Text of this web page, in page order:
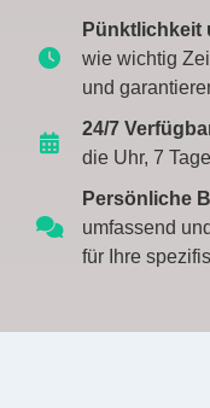
Pünktlichkeit
wie wichtig
und
24/7
die Uhr, 7
Persönliche
umfassend
für Ihre